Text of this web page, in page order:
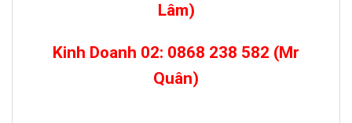
Lâm)
Kinh Doanh 02: 0868 238 582 (Mr
Quân)